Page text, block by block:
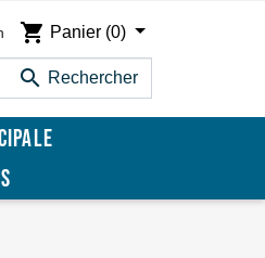
shopping_cart Panier (0)
 Rechercher